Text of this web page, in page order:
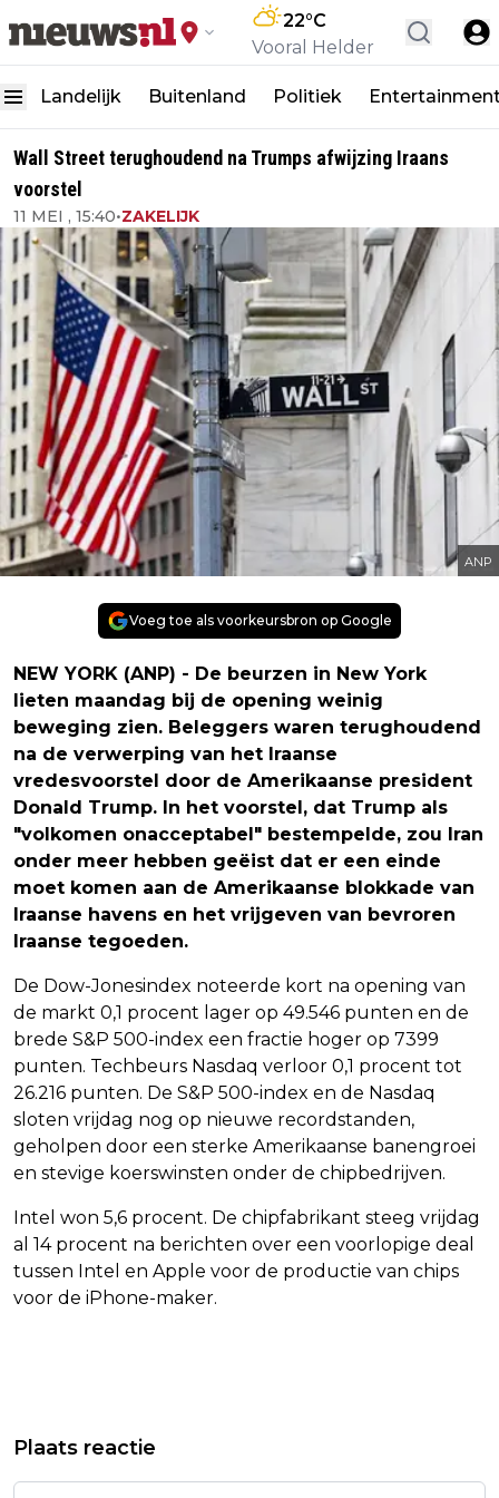
22°C
Vooral Helder
Landelijk Buitenland Politiek
Wall Street terughoudend na Trumps afwijzing Iraans
voorstel
11 MEI , 15:40•ZAKELIJK
ANP
Voeg toe als voorkeursbron op Google
NEW YORK (ANP) - De beurzen in New York
lieten maandag bij de opening weinig
beweging zien. Beleggers waren terughoudend
na de verwerping van het Iraanse
vredesvoorstel door de Amerikaanse president
Donald Trump. In het voorstel, dat Trump als
"volkomen onacceptabel" bestempelde, zou Iran
onder meer hebben geëist dat er een einde
moet komen aan de Amerikaanse blokkade van
Iraanse havens en het vrijgeven van bevroren
Iraanse tegoeden.
De Dow-Jonesindex noteerde kort na opening van
de markt 0,1 procent lager op 49.546 punten en de
brede S&P 500-index een fractie hoger op 7399
punten. Techbeurs Nasdaq verloor 0,1 procent tot
26.216 punten. De S&P 500-index en de Nasdaq
sloten vrijdag nog op nieuwe recordstanden,
geholpen door een sterke Amerikaanse banengroei
en stevige koerswinsten onder de chipbedrijven.
Intel won 5,6 procent. De chipfabrikant steeg vrijdag
al 14 procent na berichten over een voorlopige deal
tussen Intel en Apple voor de productie van chips
voor de iPhone-maker.
PASSAGIERS DOOR OORLOG MIDDEN-
SHORTTRACKBROERS VAN 'T WOUT
GAAN SAMENWERKEN MET TEAM
Plaats reactie